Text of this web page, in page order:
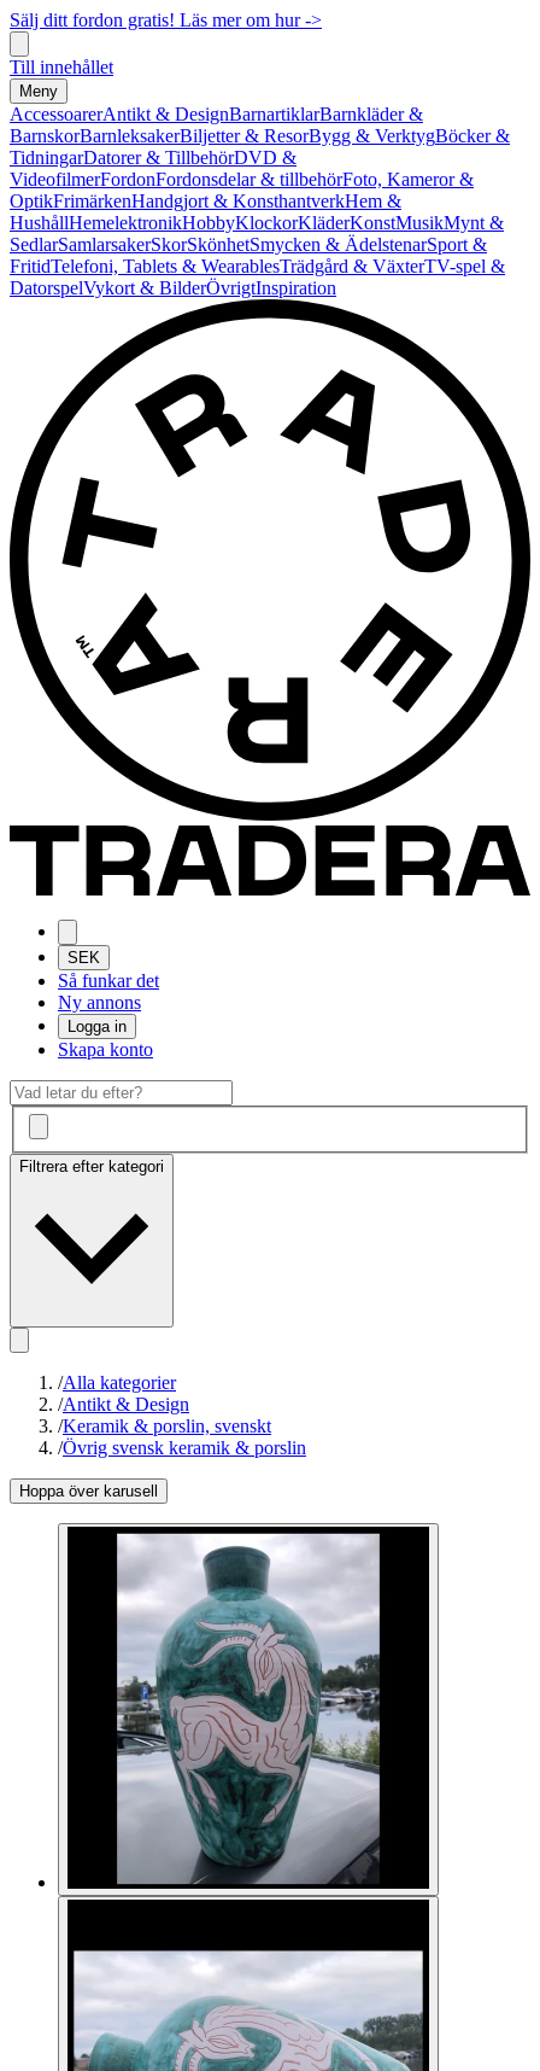
Sälj ditt fordon gratis! Läs mer om hur ->
Till innehållet
Meny
AccessoarerAntikt & DesignBarnartiklarBarnkläder &
BarnskorBarnleksakerBiljetter & ResorBygg & VerktygBöcker &
TidningarDatorer & TillbehörDVD &
VideofilmerFordonFordonsdelar & tillbehörFoto, Kameror &
OptikFrimärkenHandgjort & KonsthantverkHem &
HushållHemelektronikHobbyKlockorKläderKonstMusikMynt &
SedlarSamlarsakerSkorSkönhetSmycken & ÄdelstenarSport &
FritidTelefoni, Tablets & WearablesTrädgård & VäxterTV-spel &
DatorspelVykort & BilderÖvrigtInspiration
SEK
Så funkar det
Ny annons
Logga in
Skapa konto
Filtrera efter kategori
/Alla kategorier
/Antikt & Design
/Keramik & porslin, svenskt
/Övrig svensk keramik & porslin
Hoppa över karusell